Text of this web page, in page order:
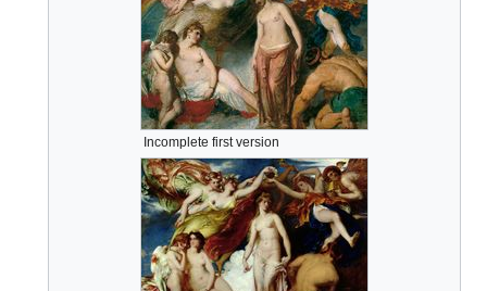
Incomplete first version